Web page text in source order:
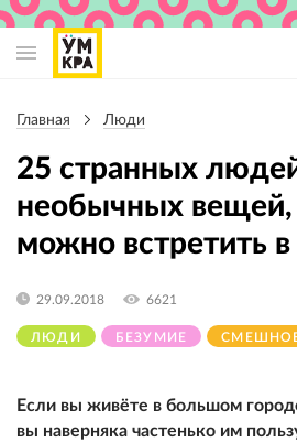
навигации
Главная Люди
25 странных
необычных
можно встретить
ЛЮДИ БЕЗУМИЕ
29.09.2018 6621
Если вы живёте в большом
вы наверняка частенько им